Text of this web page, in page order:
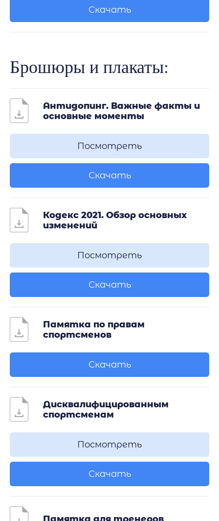
Скачать
Брошюры и плакаты:
Антидопинг. Важные факты и
основные моменты
Посмотреть
Скачать
Кодекс 2021. Обзор основных
изменений
Посмотреть
Скачать
Памятка по правам
спортсменов
Скачать
Дисквалифицированным
спортсменам
Посмотреть
Скачать
Памятка для тренеров